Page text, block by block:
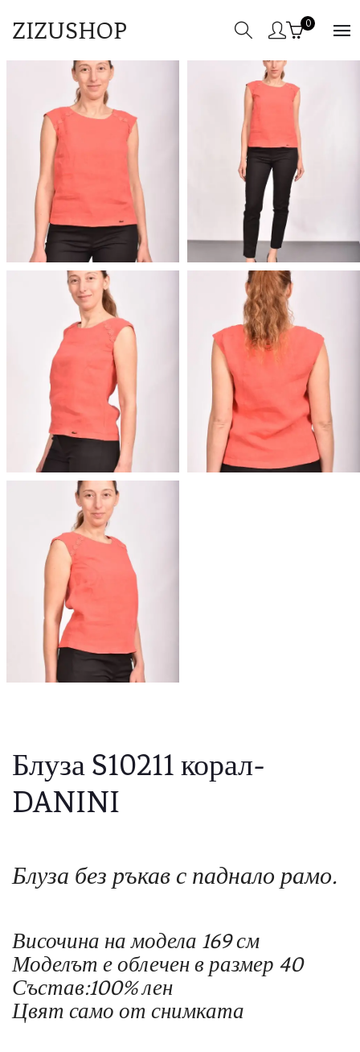
ZIZUSHOP 0
Блуза S10211 корал-
DANINI
Блуза без ръкав с паднало рамо.
Височина на модела 169 см
Моделът е облечен в размер 40
Състав:100% лен
Цвят само от снимката